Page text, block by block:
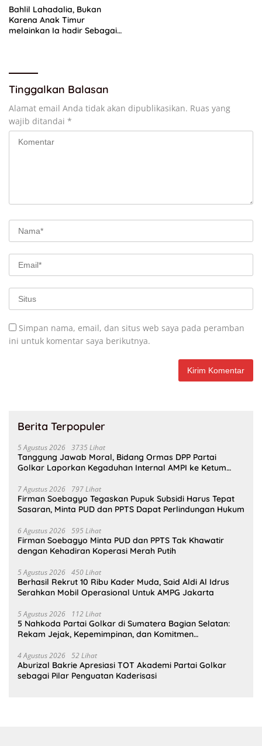
Bahlil Lahadalia, Bukan
Karena Anak Timur
melainkan Ia hadir Sebagai
Tinggalkan Balasan
Alamat email Anda tidak akan dipublikasikan. Ruas yang
wajib ditandai *
Simpan nama, email, dan situs web saya pada peramban
ini untuk komentar saya berikutnya.
Berita Terpopuler
5 Agustus 2026 3735 Lihat
Tanggung Jawab Moral, Bidang Ormas DPP Partai
Golkar Laporkan Kegaduhan Internal AMPI ke Ketum
7 Agustus 2026 797 Lihat
Firman Soebagyo Tegaskan Pupuk Subsidi Harus Tepat
Sasaran, Minta PUD dan PPTS Dapat Perlindungan Hukum
6 Agustus 2026 595 Lihat
Firman Soebagyo Minta PUD dan PPTS Tak Khawatir
dengan Kehadiran Koperasi Merah Putih
5 Agustus 2026 450 Lihat
Berhasil Rekrut 10 Ribu Kader Muda, Said Aldi Al Idrus
Serahkan Mobil Operasional Untuk AMPG Jakarta
5 Agustus 2026 112 Lihat
5 Nahkoda Partai Golkar di Sumatera Bagian Selatan:
Rekam Jejak, Kepemimpinan, dan Komitmen
4 Agustus 2026 52 Lihat
Aburizal Bakrie Apresiasi TOT Akademi Partai Golkar
sebagai Pilar Penguatan Kaderisasi